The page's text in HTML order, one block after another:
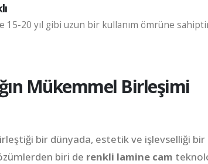
15-20 yıl gibi uzun bir kullanım ömrüne
Mükemmel Birleşimi
bir dünyada, estetik ve işlevselliği
biri de renkli lamine cam